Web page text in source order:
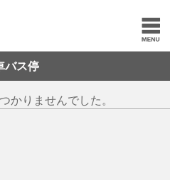
バス停
かりませんでした。